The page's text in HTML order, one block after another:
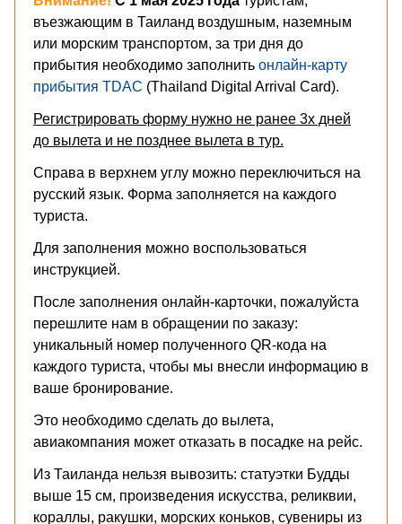
въезжающим в Таиланд воздушным, наземным
или морским транспортом, за три дня до
прибытия необходимо заполнить онлайн-карту
прибытия TDAC (Thailand Digital Arrival Card).
Регистрировать форму нужно не ранее 3х дней
до вылета и не позднее вылета в тур.
Справа в верхнем углу можно переключиться на
русский язык. Форма заполняется на каждого
туриста.
Для заполнения можно воспользоваться
инструкцией.
После заполнения онлайн-карточки, пожалуйста
перешлите нам в обращении по заказу:
уникальный номер полученного QR-кода на
каждого туриста, чтобы мы внесли информацию в
ваше бронирование.
Это необходимо сделать до вылета,
авиакомпания может отказать в посадке на рейс.
Из Таиланда нельзя вывозить: статуэтки Будды
выше 15 см, произведения искусства, реликвии,
кораллы, ракушки, морских коньков, сувениры из